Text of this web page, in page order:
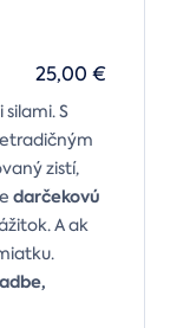
S
zistí,
darčekovú
A ak
25,00 €